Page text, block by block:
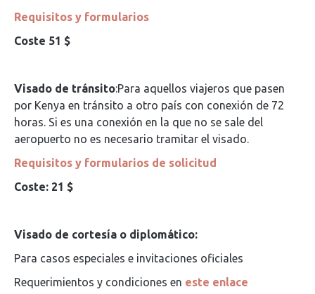
Requisitos y formularios
Coste 51 $
Visado de tránsito:Para aquellos viajeros que pasen
por Kenya en tránsito a otro país con conexión de 72
horas. Si es una conexión en la que no se sale del
aeropuerto no es necesario tramitar el visado.
Requisitos y formularios de solicitud
Coste: 21 $
Visado de cortesía o diplomático:
Para casos especiales e invitaciones oficiales
Requerimientos y condiciones en este enlace